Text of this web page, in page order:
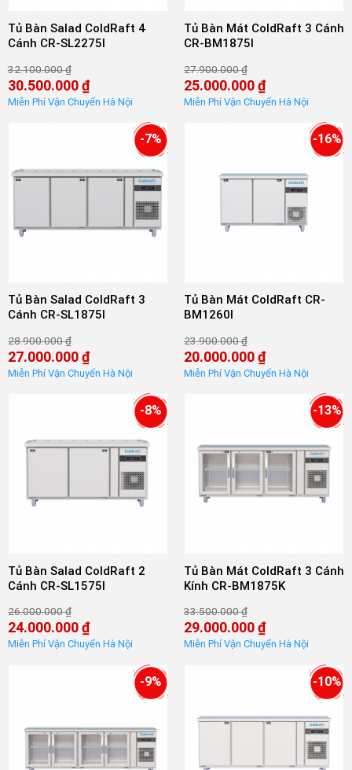
Tủ Bàn Salad ColdRaft 4
Cánh CR-SL2275I
32.100.000₫
Giá
gốc
là:
30.500.000₫
Giá
Tủ Bàn Mát ColdRaft 3 Cánh
CR-BM1875I
27.900.000₫
Giá
gốc
là:
25.000.000₫
Giá
-7%
Tủ Bàn Salad ColdRaft 3
Cánh CR-SL1875I
28.900.000₫
Giá
gốc
là:
27.000.000₫
Giá
-16%
Tủ Bàn Mát ColdRaft CR-
BM1260I
23.900.000₫
Giá
gốc
là:
20.000.000₫
Giá
-8%
Tủ Bàn Salad ColdRaft 2
Cánh CR-SL1575I
26.000.000₫
Giá
gốc
là:
24.000.000₫
Giá
-13%
Tủ Bàn Mát ColdRaft 3 Cánh
Kính CR-BM1875K
33.500.000₫
Giá
gốc
là:
29.000.000₫
Giá
-9% -10%